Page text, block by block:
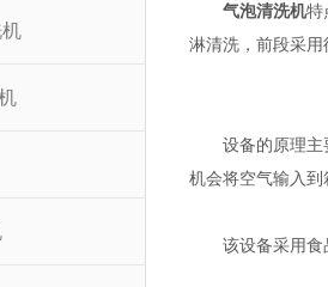
气泡清洗机特
淋清洗，前段采
设备的原理主要
机会将空气输入
该设备采用食